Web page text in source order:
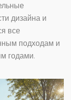
дизайна и
все
подходам и
годами.